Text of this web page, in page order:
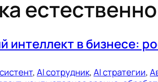
интеллект в бизнесе:
, AI сотрудник​​​​​​​​​​​, AI стратегии,